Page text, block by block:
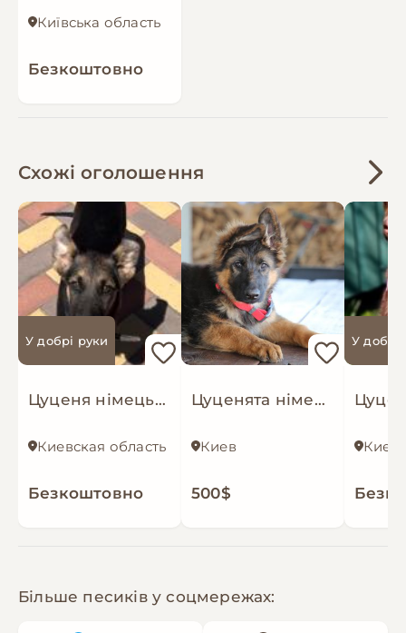
Київська область
Безкоштовно
Схожі оголошення
У добрі руки
Цуценя німецької вівчарки
Киевская область
Безкоштовно
Цуценята німецької вівчарки з документами КСУ
Киев
500$
У добрі
Киев
Більше песиків у соцмережах: